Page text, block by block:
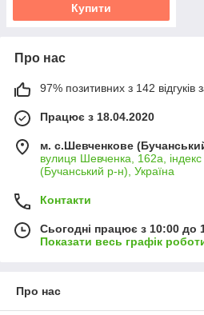
Купити
Про нас
97% позитивних з 142 відгуків
Працює з 18.04.2020
м. с.Шевченкове
вулиця Шевченка, 162а,
(Бучанський р-н), Україна
Контакти
Сьогодні працює з 10:00 до
Показати весь графік
Про нас